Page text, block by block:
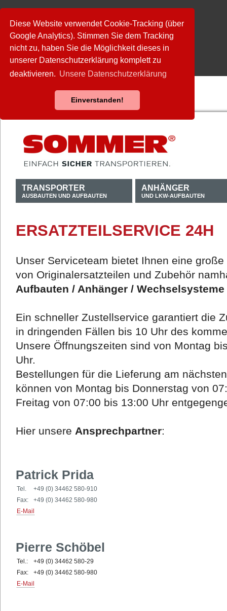
Diese Website verwendet Cookie-Tracking (über
Google Analytics). Stimmen Sie dem Tracking
nicht zu, haben Sie die Möglichkeit dieses in
unserer Datenschutzerklärung komplett zu
deaktivieren. Unsere Datenschutzerklärung
Einverstanden!
TRANSPORTER
AUSBAUTEN UND AUFBAUTEN
ANHÄNGER
UND LKW-AUFBAUTEN
ERSATZTEILSERVICE 24H
Unser Serviceteam bietet Ihnen eine große
von Originalersatzteilen und Zubehör
Aufbauten / Anhänger /
Ein schneller Zustellservice garantiert die
in dringenden Fällen bis 10 Uhr des
Unsere Öffnungszeiten sind von Montag
Uhr.
Bestellungen für die Lieferung am
können von Montag bis Donnerstag von
Freitag von 07:00 bis 13:00 Uhr
Hier unsere Ansprechpartner:
Patrick Prida
Tel.
+49 (0) 34462 580-910
Fax:
+49 (0) 34462 580-980
E-Mail
Pierre Schöbel
Tel.:
+49 (0) 34462 580-29
Fax:
+49 (0) 34462 580-980
E-Mail